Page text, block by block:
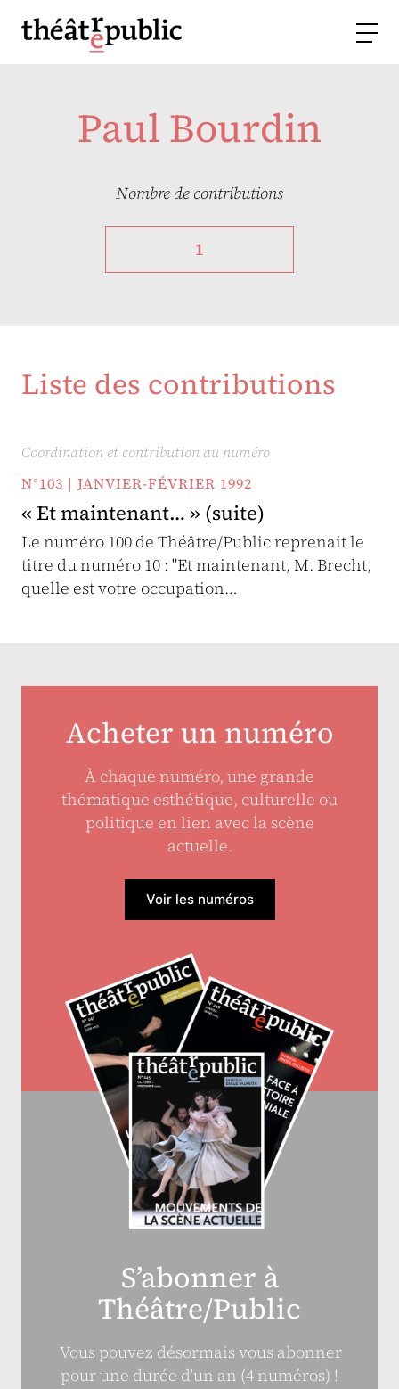
Paul Bourdin
Nombre de contributions
1
Liste des contributions
Coordination et contribution au numéro
N°103 | JANVIER-FÉVRIER 1992
« Et maintenant… » (suite)
Le numéro 100 de Théâtre/Public reprenait le
titre du numéro 10 : "Et maintenant, M. Brecht,
quelle est votre occupation…
Acheter un numéro
À chaque numéro, une grande
thématique esthétique, culturelle ou
politique en lien avec la scène
actuelle.
Voir les numéros
S’abonner à
Théâtre/Public
Vous pouvez désormais vous abonner
pour une durée d’un an (4 numéros) !